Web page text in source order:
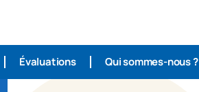
Évaluations Qui sommes-nous ?